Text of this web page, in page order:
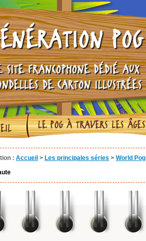
POG
SITE FRANCOPHONE DÉDIÉ AUX
DE CARTON ILLUSTRÉES
LE POG À TRAVERS LES ÂGES
: Accueil > Les principales séries > World